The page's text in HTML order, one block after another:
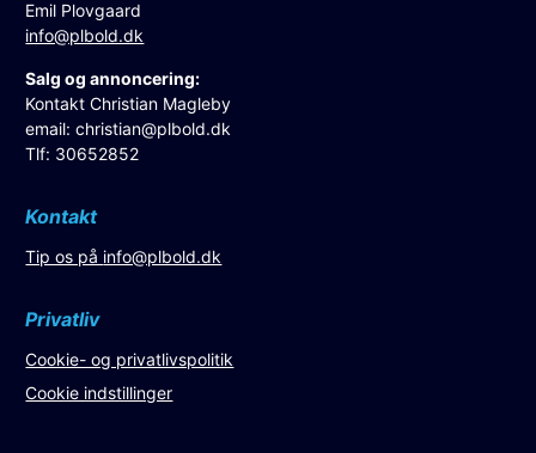
Emil Plovgaard
info@plbold.dk
Salg og annoncering:
Kontakt Christian Magleby
email:christian@plbold.dk
Tlf: 30652852
Kontakt
Tip os på info@plbold.dk
Privatliv
Cookie- og privatlivspolitik
Cookie indstillinger